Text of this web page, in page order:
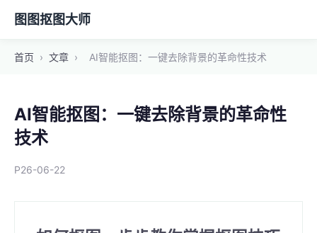
图图抠图大师
首页 › 文章 › AI智能抠图：一键去除背景的革命性技术
AI智能抠图：一键去除背景的革命性
技术
P26-06-22